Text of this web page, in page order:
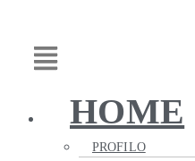
contenuto
HOME
PROFILO